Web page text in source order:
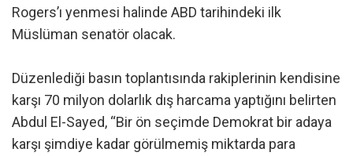
Rogers’ı yenmesi halinde ABD tarihindeki ilk
Müslüman senatör olacak.
Düzenlediği basın toplantısında rakiplerinin kendisine
karşı 70 milyon dolarlık dış harcama yaptığını belirten
Abdul El-Sayed, “Bir ön seçimde Demokrat bir adaya
karşı şimdiye kadar görülmemiş miktarda para